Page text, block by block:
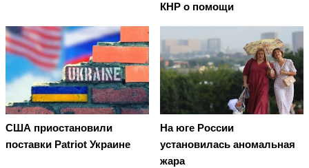
КНР о помощи
США приостановили
поставки Patriot Украине
На юге России
установилась аномальная
жара